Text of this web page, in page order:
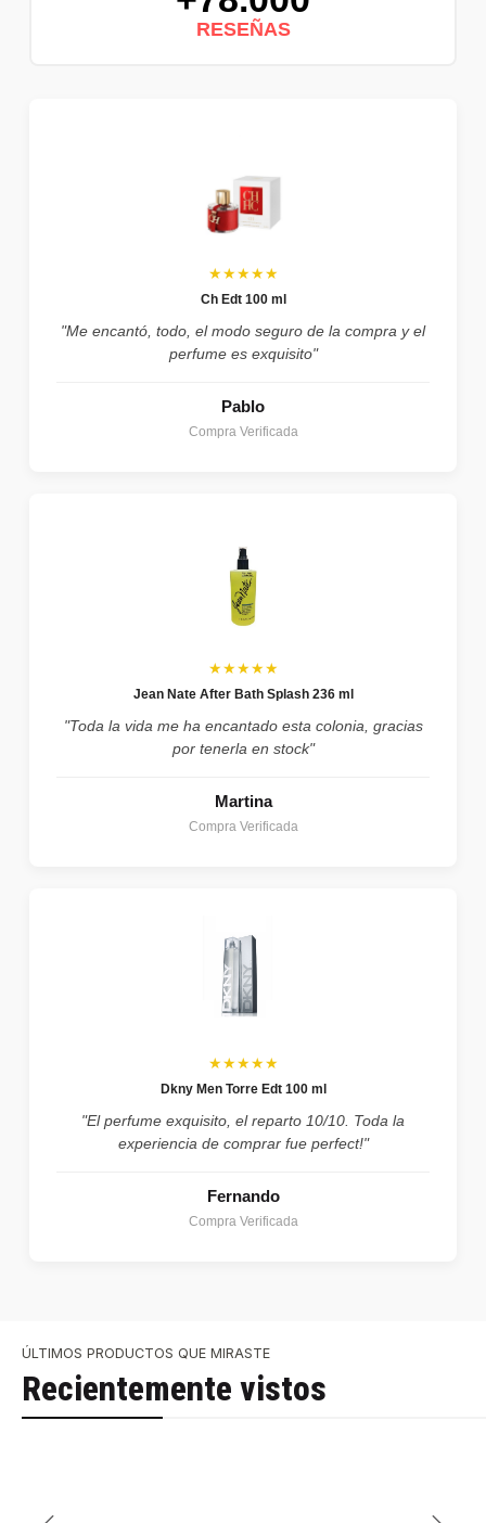
RESEÑAS
★★★★★
Ch Edt 100 ml
"Me encantó, todo, el modo seguro de la compra y el
perfume es exquisito"
Pablo
Compra Verificada
★★★★★
Jean Nate After Bath Splash 236 ml
"Toda la vida me ha encantado esta colonia, gracias
por tenerla en stock"
Martina
Compra Verificada
★★★★★
Dkny Men Torre Edt 100 ml
"El perfume exquisito, el reparto 10/10. Toda la
experiencia de comprar fue perfect!"
Fernando
Compra Verificada
ÚLTIMOS PRODUCTOS QUE MIRASTE
Recientemente vistos